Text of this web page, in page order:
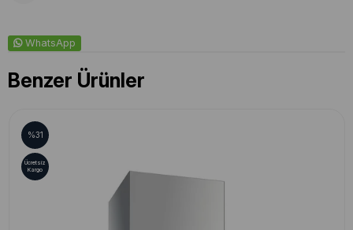
WhatsApp
Benzer Ürünler
%31
Ücretsiz
Kargo